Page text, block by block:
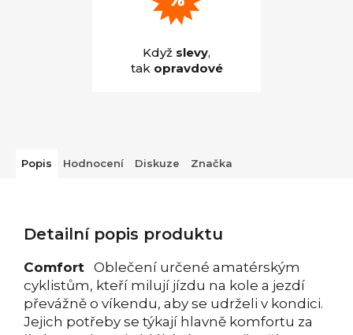
Když slevy,
tak opravdové
Popis Hodnocení Diskuze Značka
Detailní popis produktu
Comfort Oblečení určené amatérským
cyklistům, kteří milují jízdu na kole a jezdí
převážně o víkendu, aby se udrželi v kondici.
Jejich potřeby se týkají hlavně komfortu za